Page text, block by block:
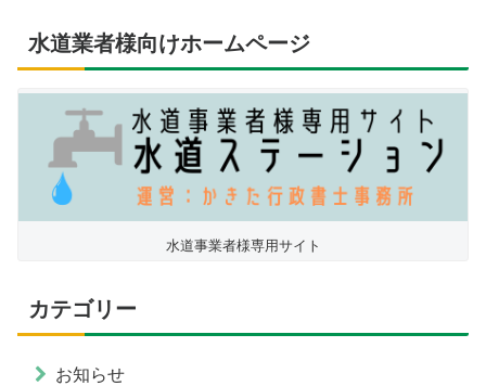
水道業者様向けホームページ
水道事業者様専用サイト
カテゴリー
お知らせ